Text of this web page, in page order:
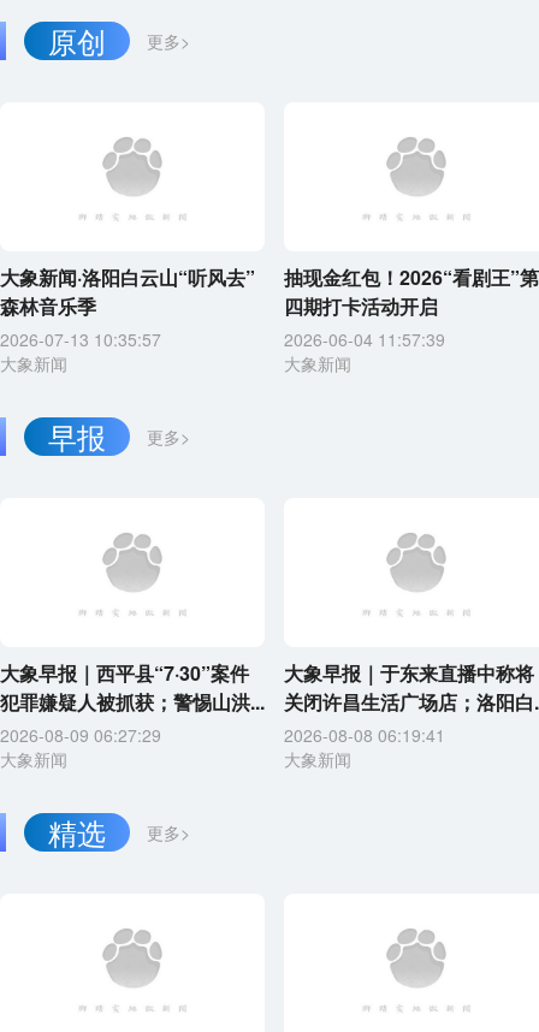
更多>
原创
大象新闻·洛阳白云山“听风去”
森林音乐季
2026-07-13 10:35:57
大象新闻
抽现金红包！2026“看剧王”第
四期打卡活动开启
2026-06-04 11:57:39
大象新闻
更多>
早报
大象早报｜西平县“7·30”案件
犯罪嫌疑人被抓获；警惕山洪...
2026-08-09 06:27:29
大象新闻
大象早报｜于东来直播中称将
关闭许昌生活广场店；洛阳白
2026-08-08 06:19:41
大象新闻
更多>
精选